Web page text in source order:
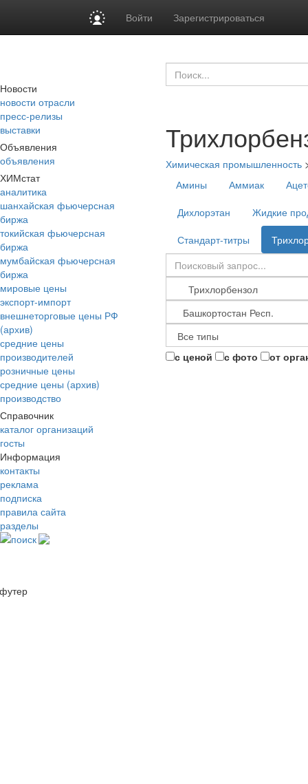
Войти Зарегистрироваться
Новости
новости отрасли
пресс-релизы
выставки
Объявления
объявления
ХИМстат
аналитика
шанхайская фьючерсная
биржа
токийская фьючерсная
биржа
мумбайская фьючерсная
биржа
мировые цены
экспорт-импорт
внешнеторговые цены РФ
(архив)
средние цены
производителей
розничные цены
средние цены (архив)
производство
Справочник
каталог организаций
госты
Информация
контакты
реклама
подписка
правила сайта
разделы
поиск
Химическая промышленность
Амины
Аммиак
Дихлорэтан
Жидкие
Стандарт-титры
с ценой с фото от
футер